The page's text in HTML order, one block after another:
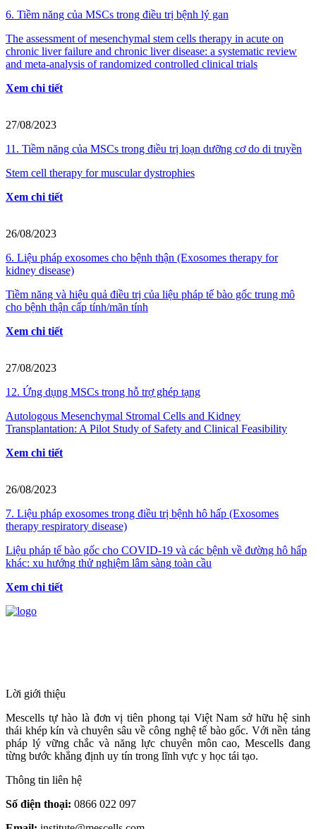
6. Tiềm năng của MSCs trong điều trị bệnh lý gan
The assessment of mesenchymal stem cells therapy in acute on
chronic liver failure and chronic liver disease: a systematic review
and meta-analysis of randomized controlled clinical trials
Xem chi tiết
27/08/2023
11. Tiềm năng của MSCs trong điều trị loạn dưỡng cơ do di truyền
Stem cell therapy for muscular dystrophies
Xem chi tiết
26/08/2023
6. Liệu pháp exosomes cho bệnh thận (Exosomes therapy for
kidney disease)
Tiềm năng và hiệu quả điều trị của liệu pháp tế bào gốc trung mô
cho bệnh thận cấp tính/mãn tính
Xem chi tiết
27/08/2023
12. Ứng dụng MSCs trong hỗ trợ ghép tạng
Autologous Mesenchymal Stromal Cells and Kidney
Transplantation: A Pilot Study of Safety and Clinical Feasibility
Xem chi tiết
26/08/2023
7. Liệu pháp exosomes trong điều trị bệnh hô hấp (Exosomes
therapy respiratory disease)
Liệu pháp tế bào gốc cho COVID-19 và các bệnh về đường hô hấp
khác: xu hướng thử nghiệm lâm sàng toàn cầu
Xem chi tiết
Lời giới thiệu
Mescells tự hào là đơn vị tiên phong tại Việt Nam sở hữu hệ sinh
thái khép kín và chuyên sâu về công nghệ tế bào gốc. Với nền tảng
pháp lý vững chắc và năng lực chuyên môn cao, Mescells đang
từng bước khẳng định uy tín trong lĩnh vực y học tái tạo.
Thông tin liên hệ
Số điện thoại: 0866 022 097